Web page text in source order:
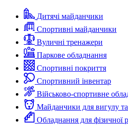
Дитячі майданчики
Спортивні майданчики
Вуличні тренажери
Паркове обладнання
Спортивні покриття
Спортивний інвентар
Військово-спортивне
Майданчики для вигулу
Обладнання для фізичної